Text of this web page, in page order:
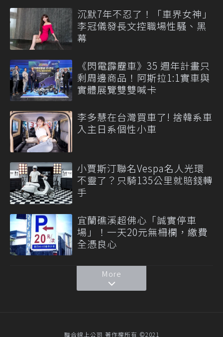
沉默7年不忍了！「車界女神」
李冠儀發長文控職場性騷、黑
幕
《閃電霹靂車》35 週年計畫只
剩周邊商品！阿斯拉1:1實車與
實體展覽雙雙喊卡
李多慧在台灣買車了! 捨韓系車
入主日系個性小車
小賈斯汀聯名Vespa名人光環
不靈了？只騎135公里就賠錢轉
手
宜蘭礁溪超佛心「誠實停車
場」！一天20元無柵欄，繳費
全憑良心
More
聯合線上公司 著作權所有 ©2021